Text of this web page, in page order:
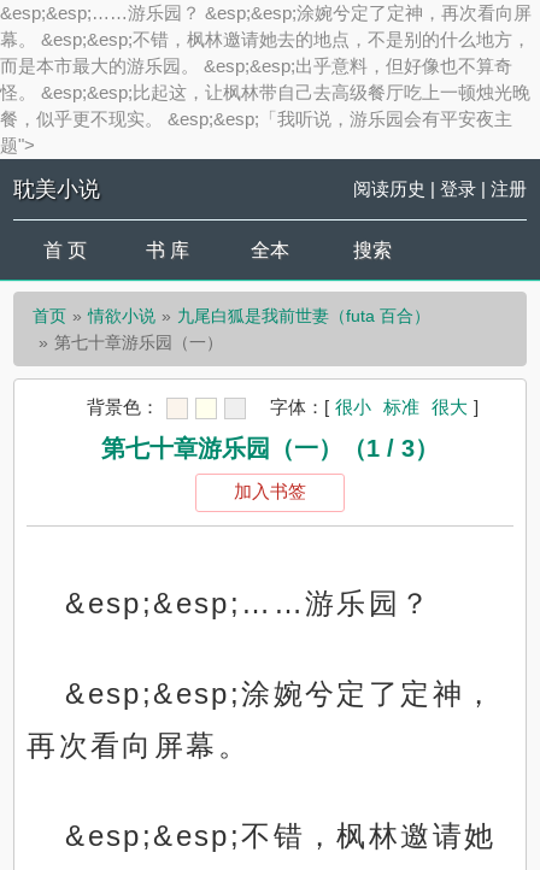
&esp;&esp;……游乐园？ &esp;&esp;涂婉兮定了定神，再次看向屏
幕。 &esp;&esp;不错，枫林邀请她去的地点，不是别的什么地方，
而是本市最大的游乐园。 &esp;&esp;出乎意料，但好像也不算奇
怪。 &esp;&esp;比起这，让枫林带自己去高级餐厅吃上一顿烛光晚
餐，似乎更不现实。 &esp;&esp;「我听说，游乐园会有平安夜主
题">
耽美小说 阅读历史 | 登录| 注册
首 页 书 库 全本 搜索
首页 情欲小说
九尾白狐是我前世妻（futa 百合）
第七十章游乐园（一）
背景色： 字体： [ 很小 标准 很大 ]
第七十章游乐园（一）（1 / 3）
加入书签
&esp;&esp;……游乐园？
&esp;&esp;涂婉兮定了定神，
再次看向屏幕。
&esp;&esp;不错，枫林邀请她